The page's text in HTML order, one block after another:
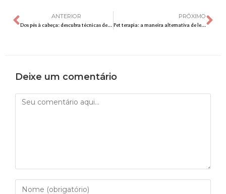
ANTERIOR
Dos pés à cabeça: descubra técnicas de massagens relaxantes para fazer em casa
PRÓXIMO
Pet terapia: a maneira alternativa de levar conforto e carinho a crianças e idosos
Deixe um comentário